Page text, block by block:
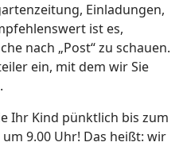
Einladungen,
ist es,
nach „Post“ zu schauen.
ein, mit dem wir Sie
Ihr Kind pünktlich bis zum
9.00 Uhr! Das heißt: wir